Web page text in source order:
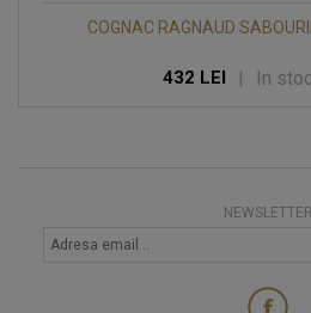
COGNAC RAGNAUD
432 LEI | In
NEWSLETTER